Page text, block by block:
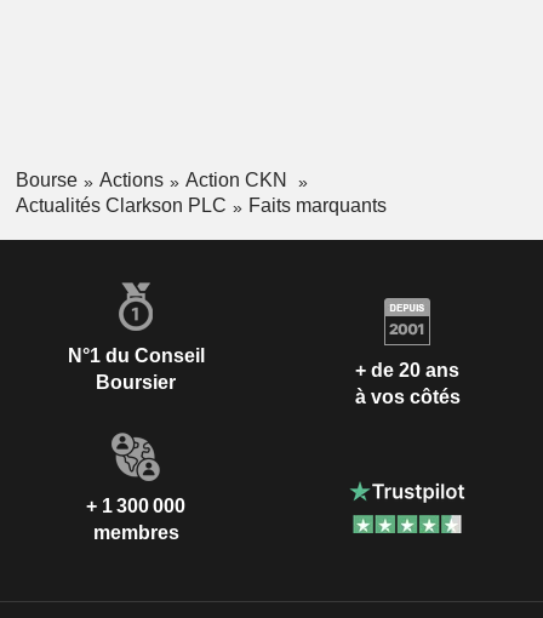
Bourse Actions
Action CKN
Actualités Clarkson PLC
Faits marquants
N°1 du Conseil
Boursier
+ de 20 ans
à vos côtés
+ 1 300 000
membres